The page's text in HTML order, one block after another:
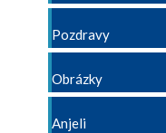
Pozdravy
Obrázky
Anjeli